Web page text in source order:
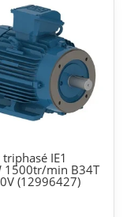
IE1
1500tr/min B34T
(12996427)